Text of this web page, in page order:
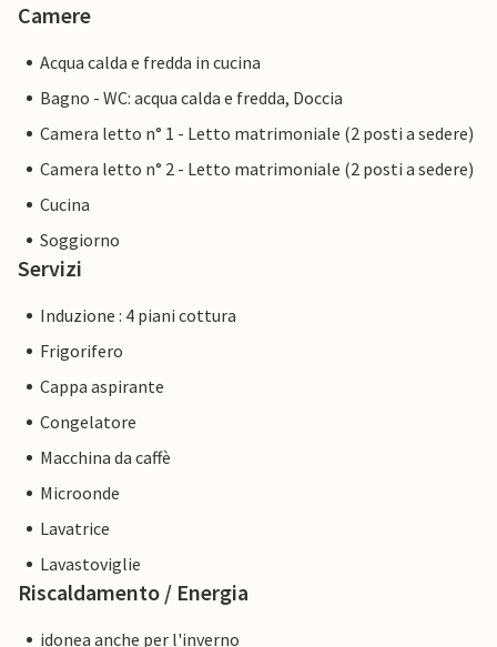
Camere
Acqua calda e fredda in cucina
Bagno - WC: acqua calda e fredda, Doccia
Camera letto n° 1 - Letto matrimoniale (2 posti a sedere)
Camera letto n° 2 - Letto matrimoniale (2 posti a sedere)
Cucina
Soggiorno
Servizi
Induzione : 4 piani cottura
Frigorifero
Cappa aspirante
Congelatore
Macchina da caffè
Microonde
Lavatrice
Lavastoviglie
Riscaldamento / Energia
idonea anche per l'inverno